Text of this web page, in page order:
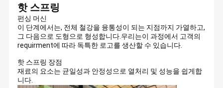
핫 스프링
펀싱 머신
이 단계에서는, 전체 철강을 융통성이 되는 지점까지 가열하고,
그 다음으로 도형으로 형성합니다.우리는이 과정에서 고객의
requirment에 따라 독특한 로고를 생산할 수 있습니다.
핫 스프링 장점
재료의 요소는 균일성과 안정성으로 열처리 및 성능을 쉽게합
니다.